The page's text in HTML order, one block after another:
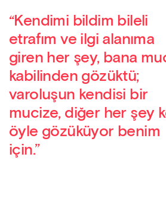
“Kendimi bildim bileli
etrafım ve ilgi alanıma
giren her şey, bana
kabilinden gözüktü;
varoluşun kendisi bir
mucize, diğer her şey
öyle gözüküyor benim
için.”